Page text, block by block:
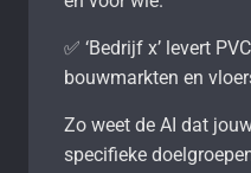
✅ ‘Bedrijf x’ levert
bouwmarkten en
Zo weet de AI dat
specifieke